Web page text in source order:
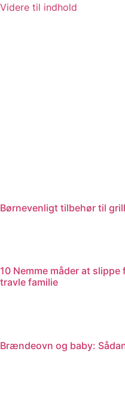
Videre til indhold
Børnevenligt tilbehør til
10 Nemme måder at
travle familie
Brændeovn og baby: